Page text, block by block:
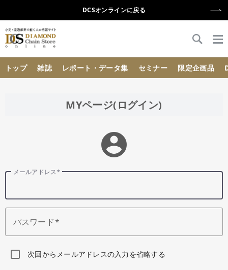
DCSオンラインに戻る
トップ 雑誌 レポート・データ集 セミナー 限定企画品
MYページ(ログイン)
account_circle
メールアドレス
パスワード
次回からメールアドレスの入力を省略する